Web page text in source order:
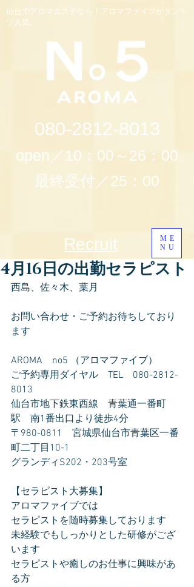
仙台でアロマエステなら！アロマファイブがダント
ツ人気。
080-2812-8013
open／10：00～26：00
最終受付／25：00
ME
NU
Recruit
4月16日の出勤セラピスト
西島、佐々木、葉月
お問い合わせ・ご予約お待ちしており
ます
AROMA　no5 （アロマファイブ）
ご予約専用ダイヤル　TEL　080-2812-
8013
仙台市地下鉄東西線　青葉通一番町
駅　南1番出口より徒歩4分
〒980-0811　宮城県仙台市青葉区一番
町二丁目10-1
グランディS202・203号室
【セラピスト大募集】
アロマファイブでは
セラピストを随時募集しております
未経験でもしっかりとした研修がござ
います
セラピストや癒しのお仕事に興味があ
る方